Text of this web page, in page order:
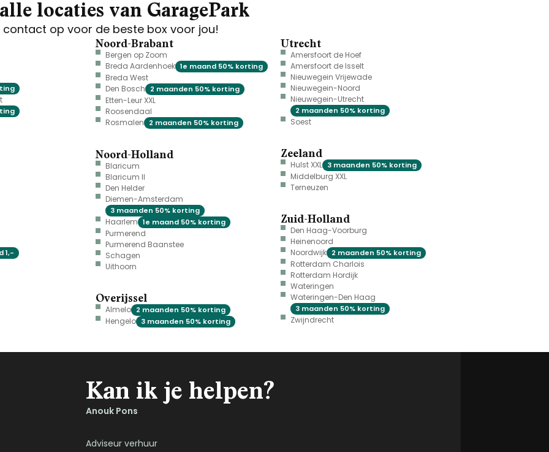
locaties van GaragePark
contact op voor de beste box voor jou!
1,-
Noord-Brabant
Bergen op Zoom
Breda Aardenhoek 1e maand 50% korting
Breda West
Den Bosch
2 maanden 50% korting
Etten-Leur XXL
Roosendaal
Rosmalen
2 maanden 50% korting
Noord-Holland
Blaricum
Blaricum II
Den Helder
Diemen-Amsterdam
3 maanden 50% korting
Haarlem 1e maand 50% korting
Purmerend
Purmerend Baanstee
Schagen
Uithoorn
Overijssel
Almelo 2 maanden 50% korting
Hengelo 3 maanden 50% korting
Utrecht
Amersfoort de Hoef
Amersfoort de Isselt
Nieuwegein Vrijewade
Nieuwegein-Noord
Nieuwegein-Utrecht
2 maanden 50% korting
Soest
Zeeland
Hulst XXL 3 maanden 50% korting
Middelburg XXL
Terneuzen
Zuid-Holland
Den Haag-Voorburg
Heinenoord
Noordwijk 2 maanden 50% korting
Rotterdam Charlois
Rotterdam Hordijk
Wateringen
Wateringen-Den Haag
3 maanden 50% korting
Zwijndrecht
Kan ik je helpen?
Anouk Pons
Adviseur verhuur